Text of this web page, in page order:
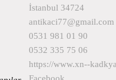
İstanbul 34724
antikaci77@gmail.com
0531 981 01 90
0532 335 75 06
https://www.xn--